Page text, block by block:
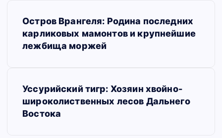
Остров Врангеля: Родина последних
карликовых мамонтов и крупнейшие
лежбища моржей
Уссурийский тигр: Хозяин хвойно-
широколиственных лесов Дальнего
Востока